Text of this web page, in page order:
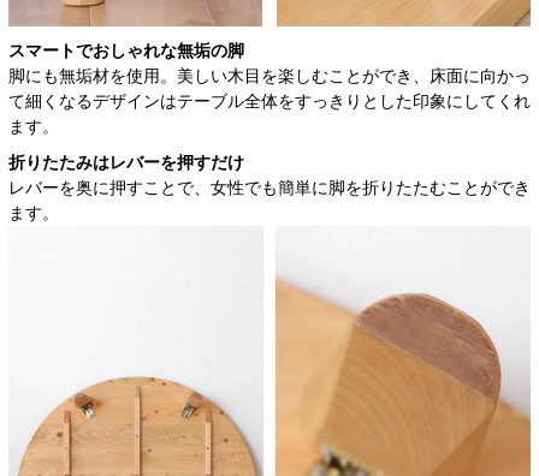
スマートでおしゃれな無垢の脚
脚にも無垢材を使用。美しい木目を楽しむことができ、床面に向かっ
て細くなるデザインはテーブル全体をすっきりとした印象にしてくれ
ます。
折りたたみはレバーを押すだけ
レバーを奥に押すことで、女性でも簡単に脚を折りたたむことができ
ます。